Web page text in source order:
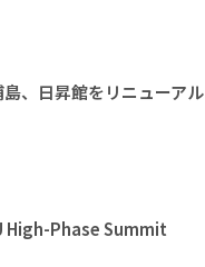
、日昇館をリニューアル
High-Phase Summit